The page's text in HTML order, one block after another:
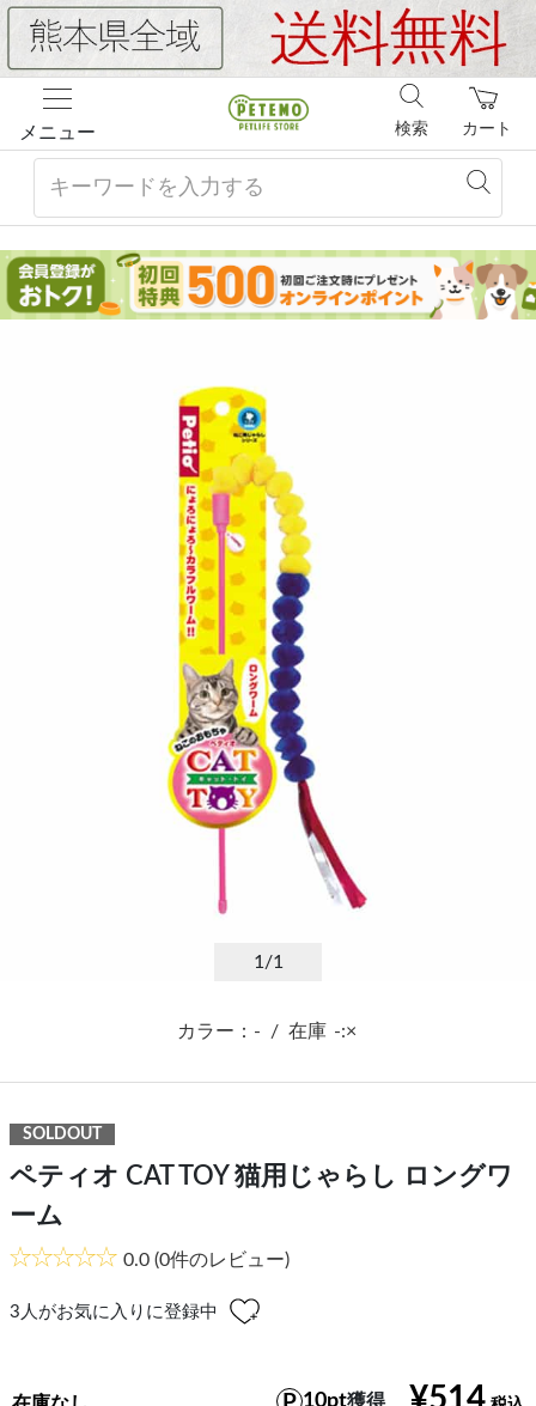
メニュー カート
検索
1/1
カラー：- / 在庫 -:×
SOLDOUT
ペティオ CAT TOY 猫用じゃらし ロングワ
ーム
0.0 (0件のレビュー)
3 人がお気に入りに登録中
¥514
10pt獲得